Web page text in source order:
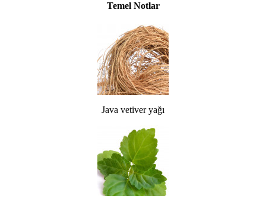
Temel Notlar
Java vetiver yağı